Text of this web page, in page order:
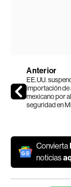
Anterior
EE.UU.
importación de
mexicano por
seguridad en
Convierta
noticias